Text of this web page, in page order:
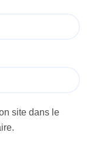
site dans le